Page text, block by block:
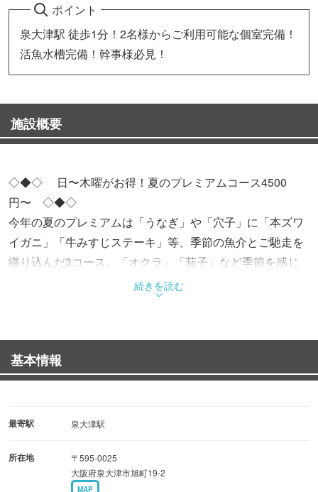
ポイント
泉大津駅 徒歩1分！2名様からご利用可能な個室完備！
活魚水槽完備！幹事様必見！
施設概要
◇◆◇ 日〜木曜がお得！夏のプレミアムコース4500
円〜 ◇◆◇
今年の夏のプレミアムは「うなぎ」や「穴子」に「本ズワ
イガニ」「牛みすじステーキ」等、季節の魚介とご馳走を
織り込んだ3コース。「オクラ」「茄子」など季節を感じ
させる食材も使用したお料理は、夏にうってつけ。更に
日〜木曜は「飲み放題3時間」or「全メニュー飲み放題」の
※場合により、営業時間・定休日が変更になる場合がござ
います。
名物海鮮丼、日替わりのメニューまで盛り沢山！！
続きを読む
基本情報
最寄駅 泉大津駅
所在地
〒595-0025
大阪府泉大津市旭町19-2
MAP